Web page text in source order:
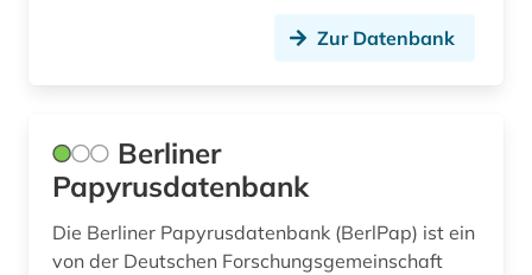
orientalistik (1)
Zur Datenbank
Berliner
Papyrusdatenbank
Die Berliner Papyrusdatenbank (BerlPap) ist ein
von der Deutschen Forschungsgemeinschaft